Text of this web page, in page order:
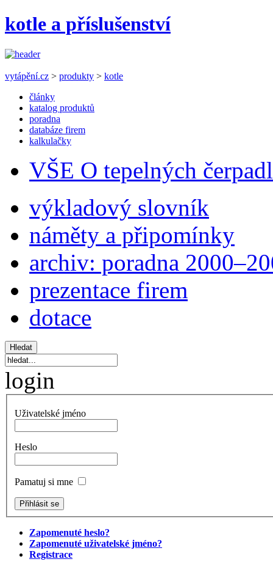
kotle a příslušenství
vytápění.cz > produkty > kotle
články
katalog produktů
poradna
databáze firem
kalkulačky
VŠE O tepelných
výkladový slovník
náměty a připomínky
archiv: poradna
prezentace firem
dotace
login
Uživatelské jméno
Heslo
Pamatuj si mne
Zapomenuté heslo?
Zapomenuté uživatelské jméno?
Registrace